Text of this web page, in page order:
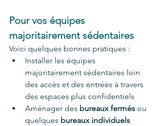
Pour vos équipes
majoritairement sédentaires
Voici quelques bonnes pratiques :
Installer les équipes
majoritairement sédentaires loin
des accès et des entrées à travers
des espaces plus confidentiels
Aménager des bureaux fermés ou
quelques bureaux individuels